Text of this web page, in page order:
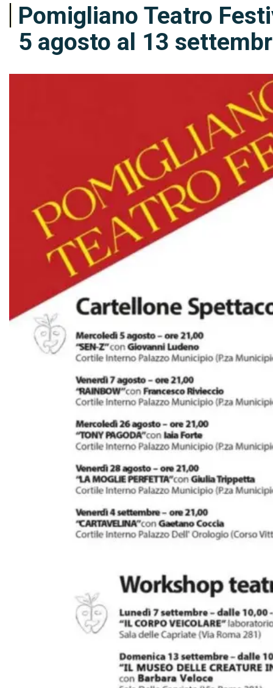
Pomigliano Teatro
5 agosto al 13